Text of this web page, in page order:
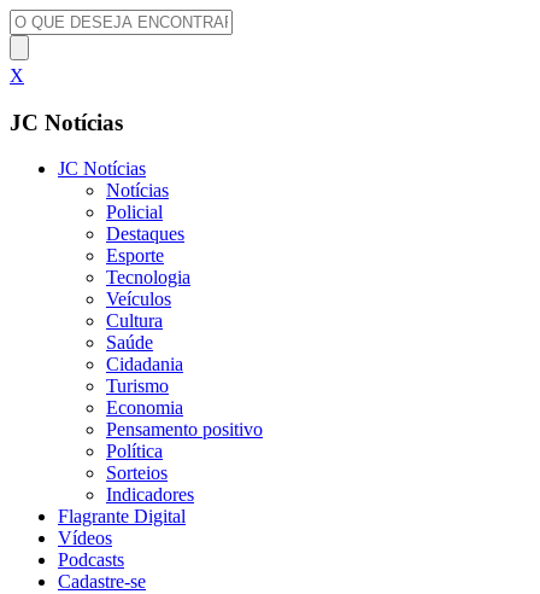
X
JC Notícias
JC Notícias
Notícias
Policial
Destaques
Esporte
Tecnologia
Veículos
Cultura
Saúde
Cidadania
Turismo
Economia
Pensamento positivo
Política
Sorteios
Indicadores
Flagrante Digital
Vídeos
Podcasts
Cadastre-se